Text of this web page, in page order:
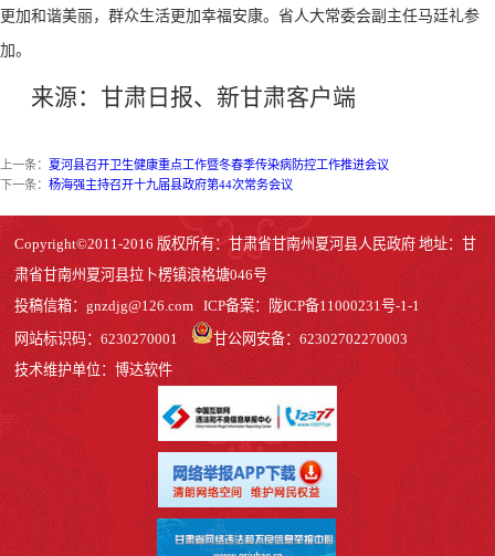
更加和谐美丽，群众生活更加幸福安康。省人大常委会副主任马廷礼参
加。
来源：甘肃日报、新甘肃客户端
上一条： 夏河县召开卫生健康重点工作暨冬春季传染病防控工作推进会议
下一条： 杨海强主持召开十九届县政府第44次常务会议
Copyright©2011-2016 版权所有：甘肃省甘南州夏河县人民政府 地址：甘
肃省甘南州夏河县拉卜楞镇浪格塘046号
投稿信箱：gnzdjg@126.com ICP备案： 陇ICP备11000231号-1-1
网站标识码：6230270001
甘公网安备：62302702270003
技术维护单位：博达软件